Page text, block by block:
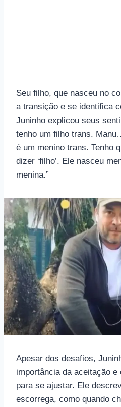
Seu filho, que nasceu no
a transição e se identifica
Juninho explicou seus
tenho um filho trans.
é um menino trans. Tenho
dizer ‘filho’. Ele nasceu
menina.”
Apesar dos desafios,
importância da aceitação
para se ajustar. Ele
escorrega, como quando